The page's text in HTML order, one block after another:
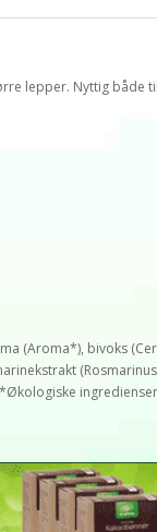
lepper. Nyttig både
(Aroma*), bivoks
*Økologiske ingredienser